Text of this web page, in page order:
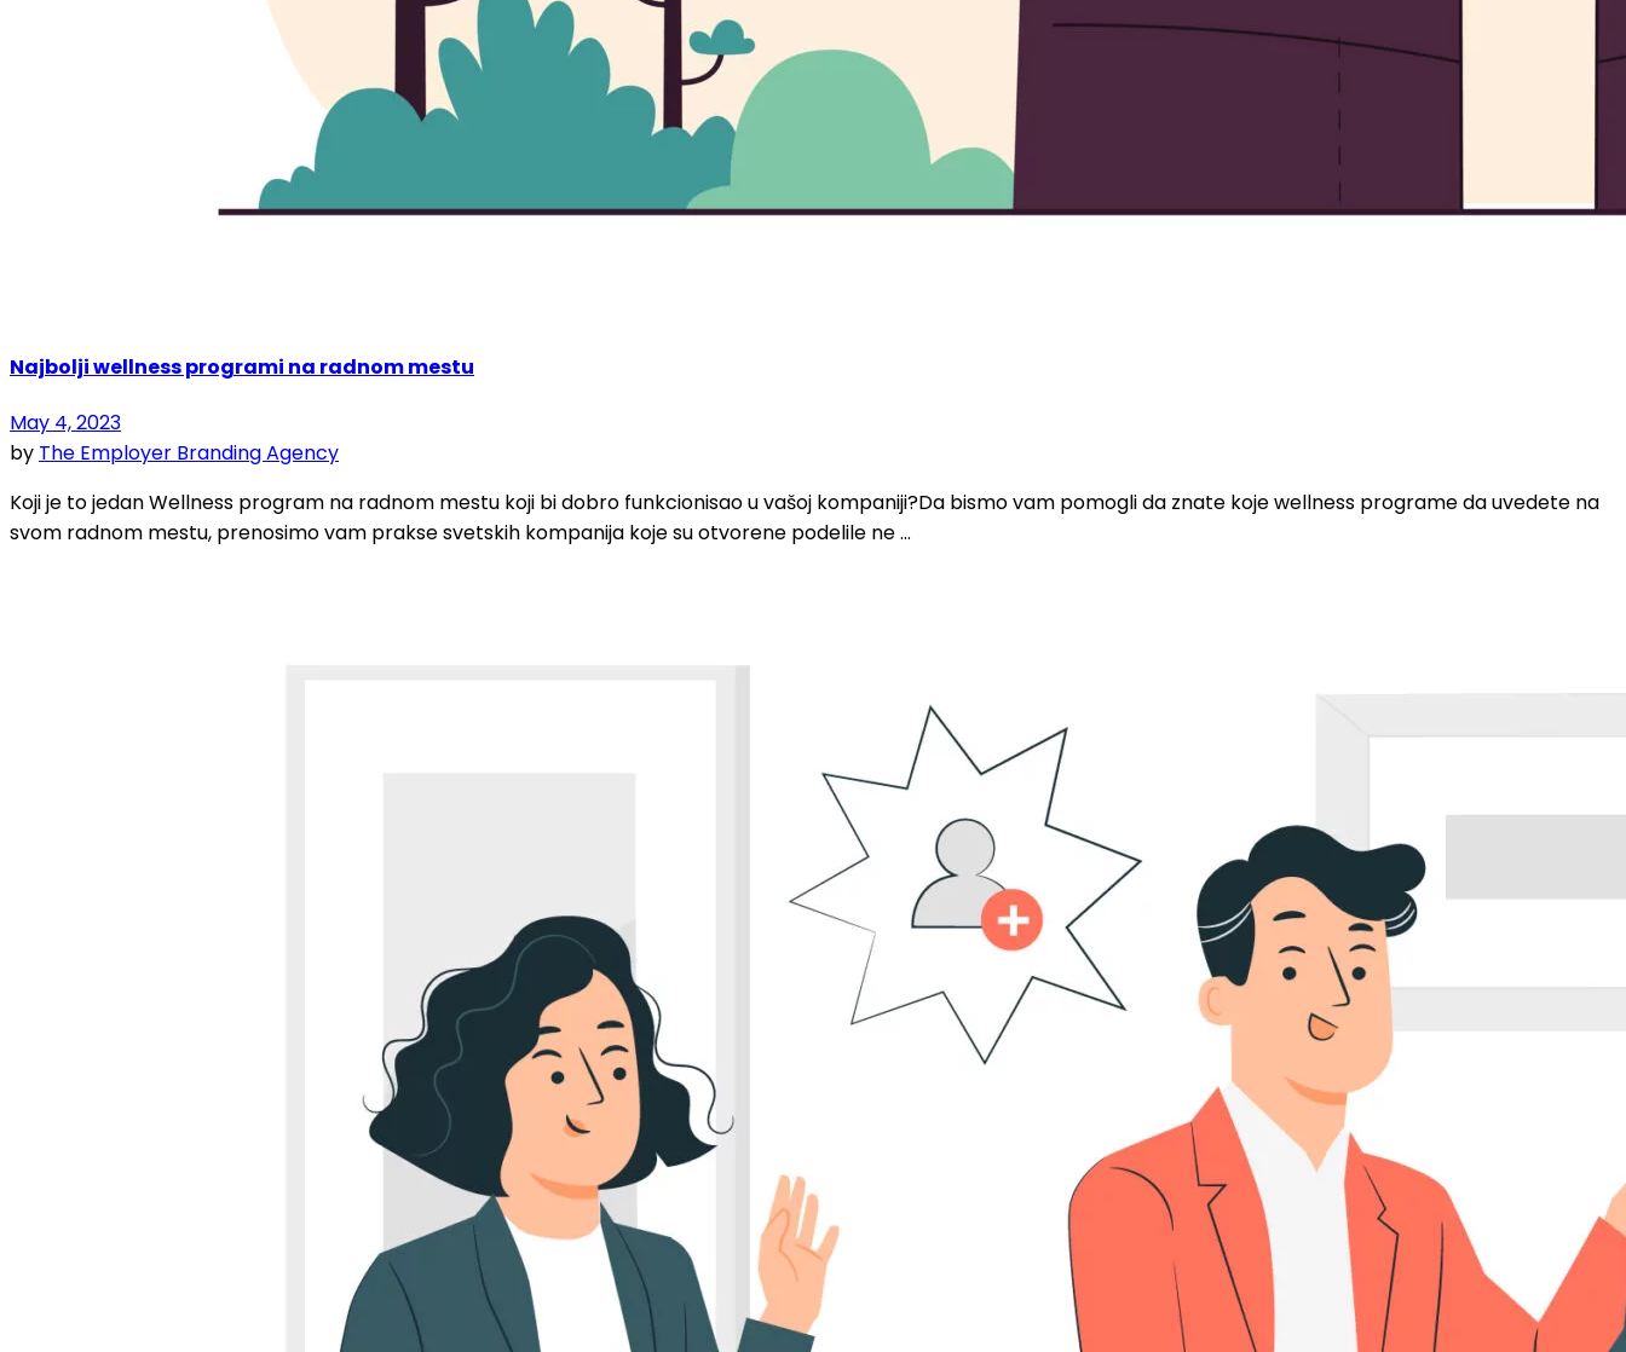
Najbolji wellness programi na radnom mestu
May 4, 2023
by The Employer Branding Agency
Koji je to jedan Wellness program na radnom mestu koji bi dobro funkcionisao u vašoj kompaniji?Da bismo vam pomogli da znate koje wellness programe da uvedete na
svom radnom mestu, prenosimo vam prakse svetskih kompanija koje su otvorene podelile ne ...